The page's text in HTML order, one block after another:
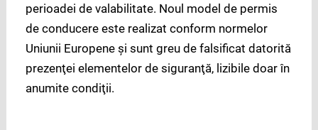
perioadei de valabilitate. Noul model de permis
de conducere este realizat conform normelor
Uniunii Europene şi sunt greu de falsificat datorită
prezenţei elementelor de siguranţă, lizibile doar în
anumite condiţii.